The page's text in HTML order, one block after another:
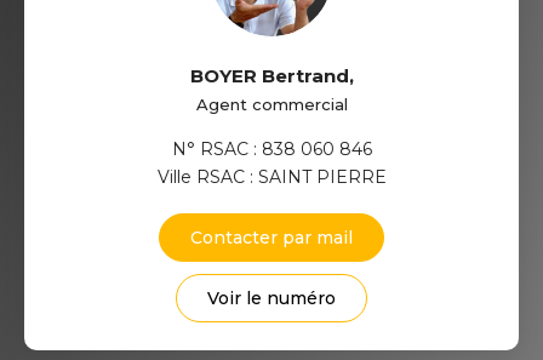
BOYER Bertrand,
Agent commercial
N° RSAC : 838 060 846
Ville RSAC : SAINT PIERRE
Contacter par mail
Voir le numéro